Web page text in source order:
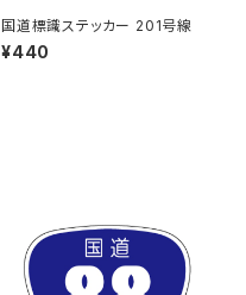
国道標識ステッカー 201号線
¥440